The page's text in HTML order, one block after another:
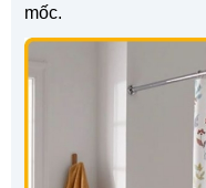
mốc.